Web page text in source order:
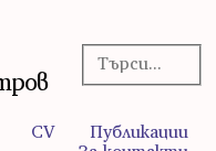
CV
Публикации